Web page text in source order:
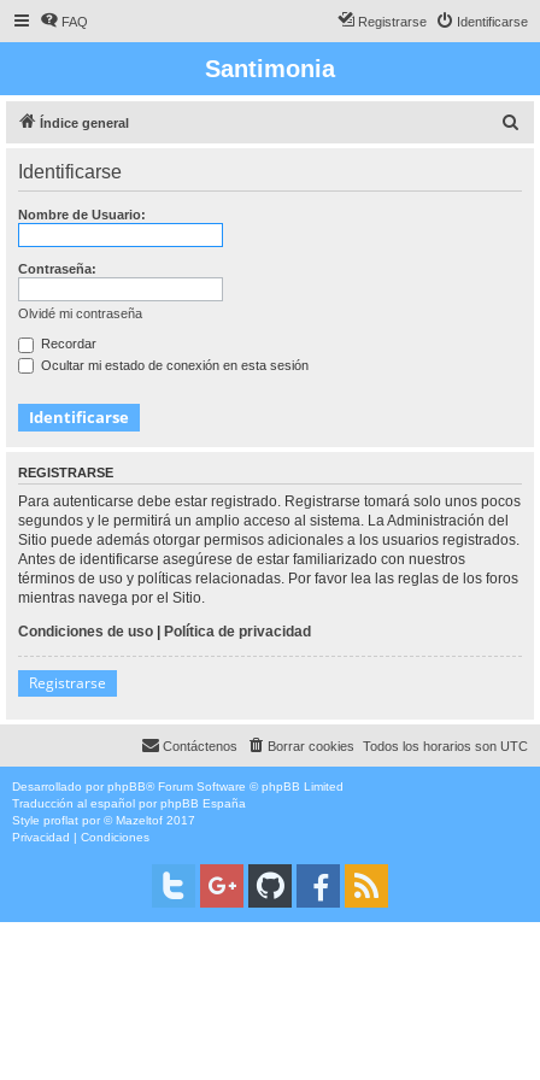
FAQ Identificarse
Registrarse
Santimonia
Índice general
Identificarse
Nombre de Usuario:
Contraseña:
Olvidé mi contraseña
Recordar
Ocultar mi estado de conexión en esta sesión
REGISTRARSE
Para autenticarse debe estar registrado. Registrarse tomará solo unos pocos
segundos y le permitirá un amplio acceso al sistema. La Administración del
Sitio puede además otorgar permisos adicionales a los usuarios registrados.
Antes de identificarse asegúrese de estar familiarizado con nuestros
términos de uso y políticas relacionadas. Por favor lea las reglas de los foros
mientras navega por el Sitio.
Condiciones de uso | Política de privacidad
Registrarse
Todos los horarios son UTC
Borrar cookies
Contáctenos
Desarrollado por phpBB® Forum Software © phpBB Limited
Traducción al español por phpBB España
Style proflat por ©Mazeltof 2017
Privacidad | Condiciones